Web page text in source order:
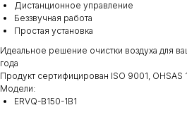
Дистанционное управление
Беззвучная работа
Простая установка
Идеальное решение очистки воздуха для
года
Продукт сертифицирован ISO 9001, OHSAS
Модели:
ERVQ-B150-1B1